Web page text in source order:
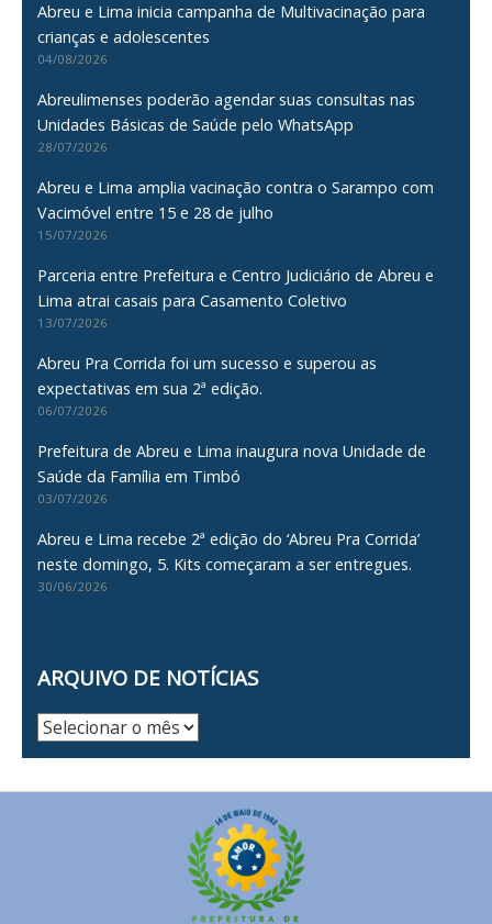
Abreu e Lima inicia campanha de Multivacinação para
crianças e adolescentes
04/08/2026
Abreulimenses poderão agendar suas consultas nas
Unidades Básicas de Saúde pelo WhatsApp
28/07/2026
Abreu e Lima amplia vacinação contra o Sarampo com
Vacimóvel entre 15 e 28 de julho
15/07/2026
Parceria entre Prefeitura e Centro Judiciário de Abreu e
Lima atrai casais para Casamento Coletivo
13/07/2026
Abreu Pra Corrida foi um sucesso e superou as
expectativas em sua 2ª edição.
06/07/2026
Prefeitura de Abreu e Lima inaugura nova Unidade de
Saúde da Família em Timbó
03/07/2026
Abreu e Lima recebe 2ª edição do ‘Abreu Pra Corrida’
neste domingo, 5. Kits começaram a ser entregues.
30/06/2026
ARQUIVO DE NOTÍCIAS
Arquivo